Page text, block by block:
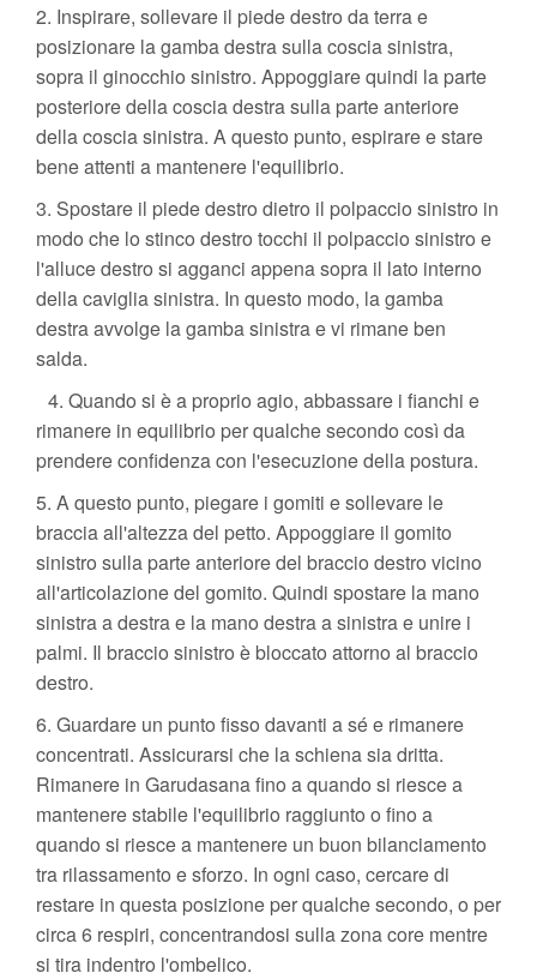
2. Inspirare, sollevare il piede destro da terra e
posizionare la gamba destra sulla coscia sinistra,
sopra il ginocchio sinistro. Appoggiare quindi la parte
posteriore della coscia destra sulla parte anteriore
della coscia sinistra. A questo punto, espirare e stare
bene attenti a mantenere l'equilibrio.
3. Spostare il piede destro dietro il polpaccio sinistro in
modo che lo stinco destro tocchi il polpaccio sinistro e
l'alluce destro si agganci appena sopra il lato interno
della caviglia sinistra. In questo modo, la gamba
destra avvolge la gamba sinistra e vi rimane ben
salda.
4. Quando si è a proprio agio, abbassare i fianchi e
rimanere in equilibrio per qualche secondo così da
prendere confidenza con l'esecuzione della postura.
5. A questo punto, piegare i gomiti e sollevare le
braccia all'altezza del petto. Appoggiare il gomito
sinistro sulla parte anteriore del braccio destro vicino
all'articolazione del gomito. Quindi spostare la mano
sinistra a destra e la mano destra a sinistra e unire i
palmi. Il braccio sinistro è bloccato attorno al braccio
destro.
6. Guardare un punto fisso davanti a sé e rimanere
concentrati. Assicurarsi che la schiena sia dritta.
Rimanere in Garudasana fino a quando si riesce a
mantenere stabile l'equilibrio raggiunto o fino a
quando si riesce a mantenere un buon bilanciamento
tra rilassamento e sforzo. In ogni caso, cercare di
restare in questa posizione per qualche secondo, o per
circa 6 respiri, concentrandosi sulla zona core mentre
si tira indentro l'ombelico.